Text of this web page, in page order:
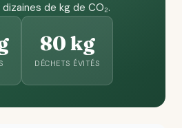
de kg de CO₂.
80 kg
DÉCHETS ÉVITÉS